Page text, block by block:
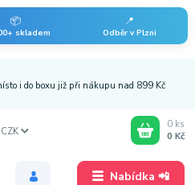
📦
skladem
📍
Odběr v Plzni
Nabídka 📲
i do boxu již při nákupu nad 899 Kč
CZK
0 ks
0 Kč